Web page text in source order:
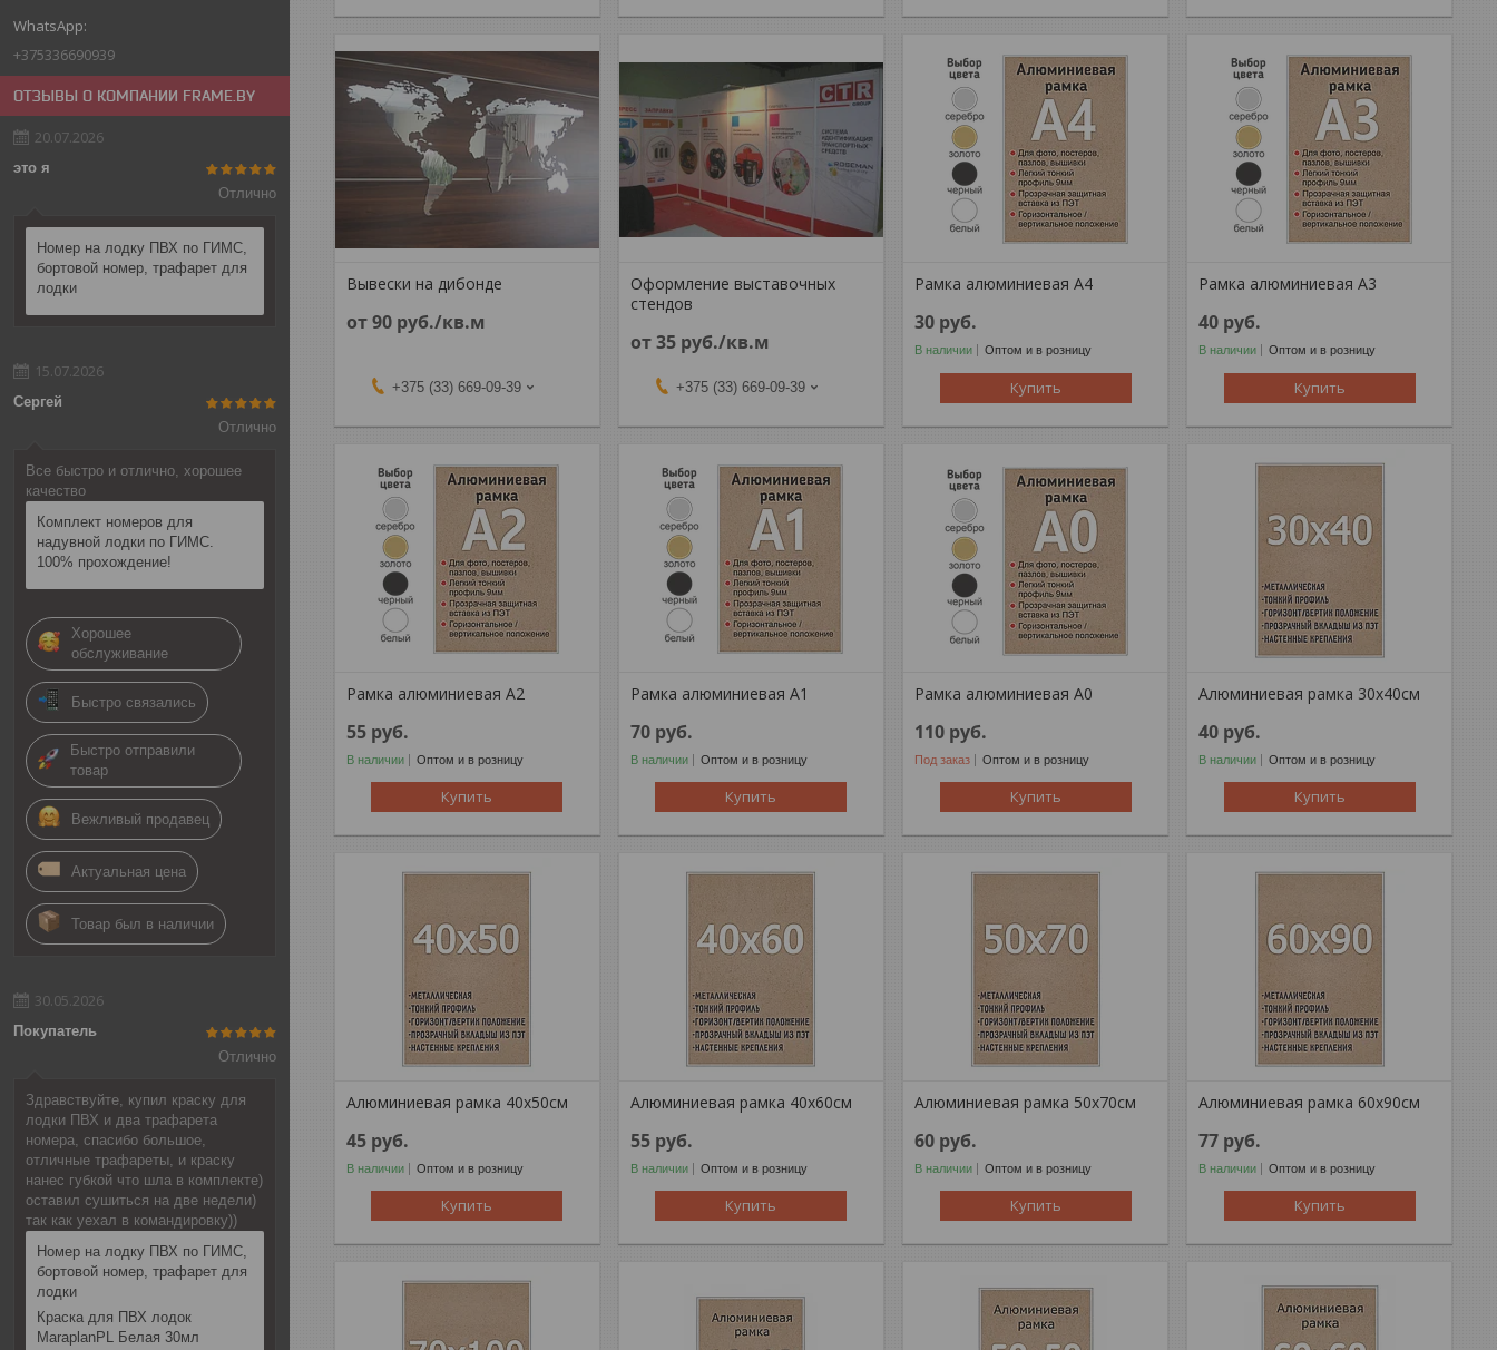
+375336690939
ОТЗЫВЫ О КОМПАНИИ FRAME.BY
20.07.2026
это я
Отлично
Номер на лодку ПВХ по ГИМС,
бортовой номер, трафарет для
лодки
15.07.2026
Сергей
Отлично
Все быстро и отлично, хорошее
качество
Комплект номеров для
надувной лодки по ГИМС.
100% прохождение!
Хорошее
обслуживание
Быстро связались
Быстро отправили
товар
Вежливый продавец
Актуальная цена
Товар был в наличии
30.05.2026
Покупатель
Отлично
Здравствуйте, купил краску для
лодки ПВХ и два трафарета
номера, спасибо большое,
отличные трафареты, и краску
нанес губкой что шла в комплекте)
оставил сушиться на две недели)
так как уехал в командировку))
Номер на лодку ПВХ по ГИМС,
бортовой номер, трафарет для
лодки
Краска для ПВХ лодок
MaraplanPL Белая 30мл
Вывески на дибонде
от 90 руб./кв.м
+375 (33) 669-09-39
Оформление выставочных
стендов
от 35 руб./кв.м
+375 (33) 669-09-39
Рамка алюминиевая А4
30 руб.
В наличии Оптом и в розницу
Купить
Рамка алюминиевая А3
40 руб.
В наличии Оптом и в розницу
Купить
Рамка алюминиевая А2
55 руб.
В наличии Оптом и в розницу
Купить
Рамка алюминиевая А1
70 руб.
В наличии Оптом и в розницу
Купить
Рамка алюминиевая А0
110 руб.
Под заказ Оптом и в розницу
Купить
Алюминиевая рамка 30x40см
40 руб.
В наличии Оптом и в розницу
Купить
Алюминиевая рамка 40x50см
45 руб.
В наличии Оптом и в розницу
Купить
Алюминиевая рамка 40x60см
55 руб.
В наличии Оптом и в розницу
Купить
Алюминиевая рамка 50x70см
60 руб.
В наличии Оптом и в розницу
Купить
Алюминиевая рамка 60x90см
77 руб.
В наличии Оптом и в розницу
Купить